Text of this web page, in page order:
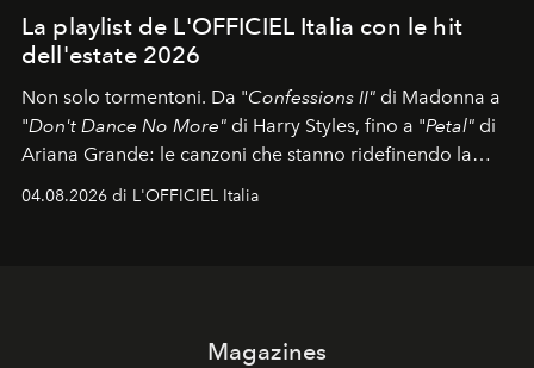
La playlist de L'OFFICIEL Italia con le hit
dell'estate 2026
Non solo tormentoni. Da "Confessions II" di Madonna a
"Don't Dance No More" di Harry Styles, fino a "Petal" di
Ariana Grande: le canzoni che stanno ridefinendo la
colonna sonora della stagione.
04.08.2026 di L'OFFICIEL Italia
Magazines